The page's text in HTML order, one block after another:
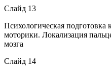
Слайд 13
Психологическая подготовка
моторики. Локализация
мозга
Слайд 14